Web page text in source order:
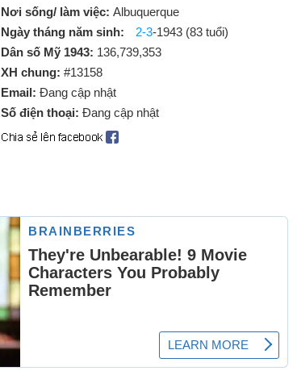
Nơi sống/ làm việc: Albuquerque
Ngày tháng năm sinh:
2-3-1943 (83 tuổi)
Dân số Mỹ 1943: 136,739,353
XH chung: #13158
Email: Đang cập nhật
Số điện thoại: Đang cập nhật